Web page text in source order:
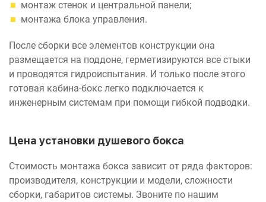
монтаж стенок и центральной панели;
монтажа блока управления.
После сборки все элементов конструкции она
размещается на поддоне, герметизируются все стыки
и проводятся гидроиспытания. И только после этого
готовая кабина-бокс легко подключается к
инженерным системам при помощи гибкой подводки.
Цена установки душевого бокса
Стоимость монтажа бокса зависит от ряда факторов:
производителя, конструкции и модели, сложности
сборки, габаритов системы. Звоните по нашим